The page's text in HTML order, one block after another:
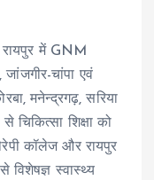
रायपुर में GNM
जांजगीर-चांपा एवं
मनेन्द्रगढ़, सरिया
चिकित्सा शिक्षा को
कॉलेज और रायपुर
विशेषज्ञ स्वास्थ्य